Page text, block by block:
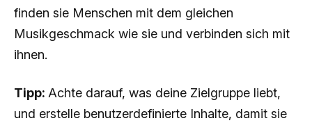
finden sie Menschen mit dem gleichen
Musikgeschmack wie sie und verbinden sich mit
ihnen.
Tipp: Achte darauf, was deine Zielgruppe liebt,
und erstelle benutzerdefinierte Inhalte, damit sie